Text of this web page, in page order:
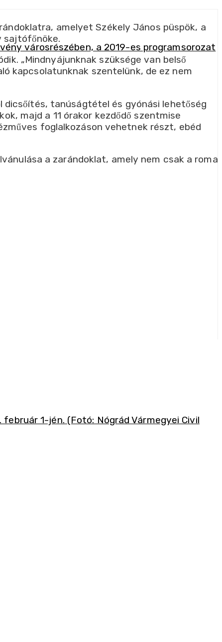
amelyet Székely János püspök, a
sajtófőnöke.
„Mindnyájunknak szüksége van belső
kapcsolatunknak szentelünk, de ez nem
dicsőítés, tanúságtétel és gyónási lehetőség
majd a 11 órakor kezdődő szentmise
foglalkozáson vehetnek részt, ebéd
a zarándoklat, amely nem csak a roma